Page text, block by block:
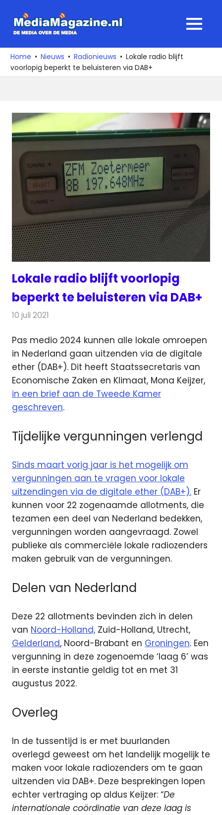
naar
media
over
de
MENU
Home Nieuws Radionieuws
Lokale radio blijft
voorlopig beperkt te beluisteren via DAB+
Lokale radio blijft voorlopig
beperkt te beluisteren via DAB+
10 juli 2021
Pas medio 2024 kunnen alle lokale omroepen
in Nederland gaan uitzenden via de digitale
ether (DAB+). Dit heeft Staatssecretaris van
Economische Zaken en Klimaat, Mona Keijzer,
in een brief aan de Tweede Kamer
geschreven.
Tijdelijke vergunningen verlengd
Sinds maart vorig jaar is het mogelijk om
vergunningen aan te vragen voor lokale
uitzendingen via de digitale ether (DAB+). Er
kunnen voor 22 zogenaamde allotments, die
tezamen een deel van Nederland bedekken,
vergunningen worden aangevraagd. Zowel
publieke als commerciële lokale radiozenders
maken gebruik van de vergunningen.
Delen van Nederland
Deze 22 allotments bevinden zich in delen
van Noord-Holland, Zuid-Holland, Utrecht,
Gelderland, Noord-Brabant en Groningen. Een
vergunning in deze zogenoemde ‘laag 6’ was
in eerste instantie geldig tot en met 31
augustus 2022.
Overleg
In de tussentijd is er met buurlanden
overlegd geweest om het landelijk mogelijk te
maken voor lokale radiozenders om te gaan
uitzenden via DAB+. Deze besprekingen lopen
echter vertraging op aldus Keijzer: “De
internationale coördinatie van deze laag is